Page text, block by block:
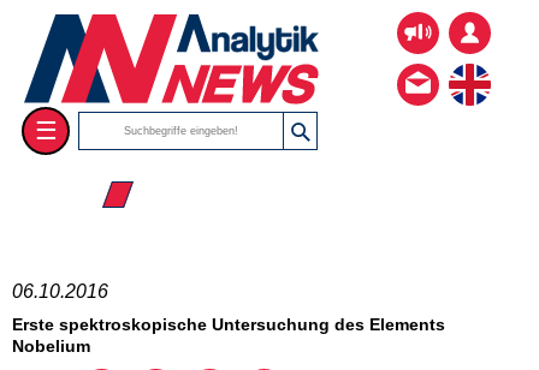
☰
☰ 2016
06.10.2016
Erste spektroskopische Untersuchung des Elements
Nobelium